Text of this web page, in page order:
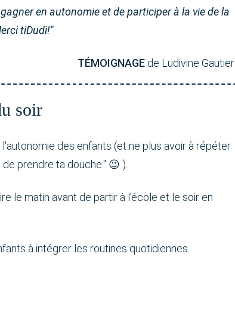
en autonomie et de participer à la vie de la
tiDudi!"
TÉMOIGNAGE de Ludivine Gautier
soir
des enfants (et ne plus avoir à répéter
prendre ta douche." 😉 ).
le matin avant de partir à l'école et le soir en
à intégrer les routines quotidiennes.